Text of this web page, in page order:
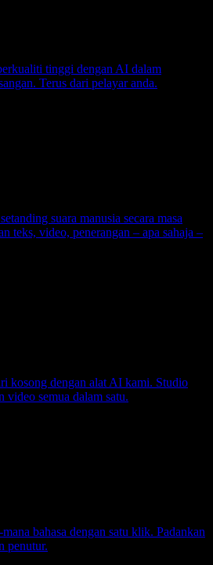
tinggi dengan AI dalam
Terus dari pelayar anda.
suara manusia secara masa
teks, video, penerangan – apa sahaja –
kosong dengan alat AI kami. Studio
video semua dalam satu.
bahasa dengan satu klik. Padankan
penutur.